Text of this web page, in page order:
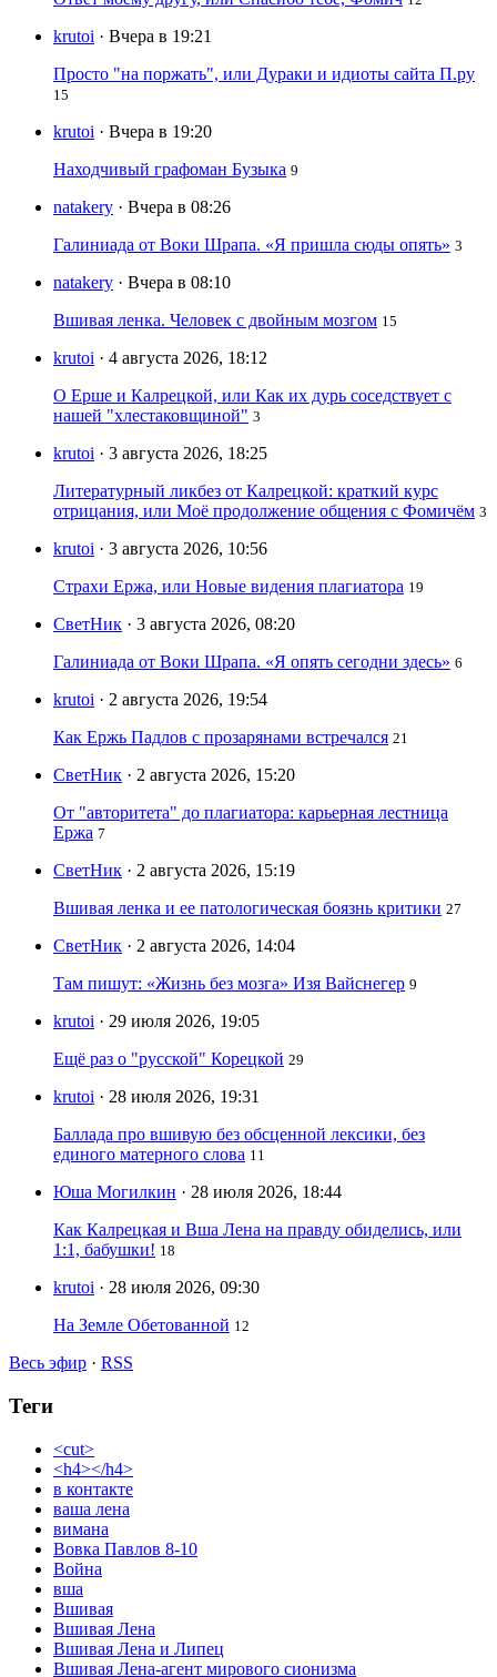
krutoi · Вчера в 19:21
Просто "на поржать", или Дураки и идиоты сайта П.ру
15
krutoi · Вчера в 19:20
Находчивый графоман Бузыка 9
natakery · Вчера в 08:26
Галиниада от Воки Шрапа. «Я пришла сюды опять» 3
natakery · Вчера в 08:10
Вшивая ленка. Человек с двойным мозгом 15
krutoi · 4 августа 2026, 18:12
О Ерше и Калрецкой, или Как их дурь соседствует с
нашей "хлестаковщиной" 3
krutoi · 3 августа 2026, 18:25
Литературный ликбез от Калрецкой: краткий курс
отрицания, или Моё продолжение общения с Фомичём 3
krutoi · 3 августа 2026, 10:56
Страхи Ержа, или Новые видения плагиатора 19
СветНик · 3 августа 2026, 08:20
Галиниада от Воки Шрапа. «Я опять сегодни здесь» 6
krutoi · 2 августа 2026, 19:54
Как Ержь Падлов с прозарянами встречался 21
СветНик · 2 августа 2026, 15:20
От "авторитета" до плагиатора: карьерная лестница
Ержа 7
СветНик · 2 августа 2026, 15:19
Вшивая ленка и ее патологическая боязнь критики 27
СветНик · 2 августа 2026, 14:04
Там пишут: «Жизнь без мозга» Изя Вайснегер 9
krutoi · 29 июля 2026, 19:05
Ещё раз о "русской" Корецкой 29
krutoi · 28 июля 2026, 19:31
Баллада про вшивую без обсценной лексики, без
единого матерного слова 11
Юша Могилкин · 28 июля 2026, 18:44
Как Калрецкая и Вша Лена на правду обиделись, или
1:1, бабушки! 18
krutoi · 28 июля 2026, 09:30
На Земле Обетованной 12
Весь эфир · RSS
Теги
<cut>
<h4></h4>
в контакте
ваша лена
вимана
Вовка Павлов 8-10
Война
вша
Вшивая
Вшивая Лена
Вшивая Лена и Липец
Вшивая Лена-агент мирового сионизма